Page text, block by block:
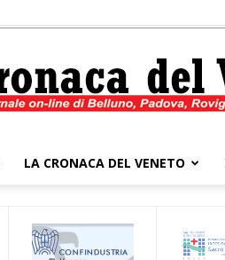
LA CRONACA DEL VENETO